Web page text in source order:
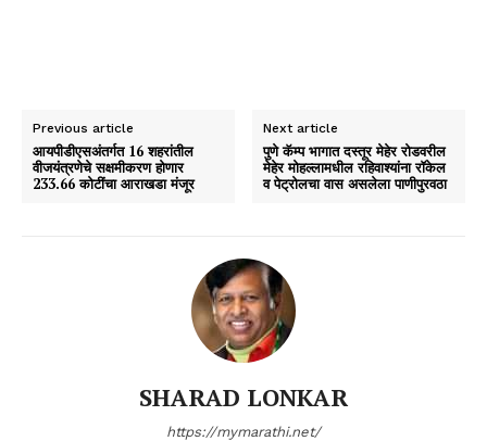
Previous article
आयपीडीएसअंतर्गत 16 शहरांतील
वीजयंत्रणेचे सक्षमीकरण होणार
233.66 कोटींचा आराखडा मंजूर
Next article
पुणे कॅम्प भागात दस्तूर मेहेर रोडवरील
मेहेर मोहल्लामधील रहिवाश्यांना रॉकेल
व पेट्रोलचा वास असलेला पाणीपुरवठा
SHARAD LONKAR
https://mymarathi.net/